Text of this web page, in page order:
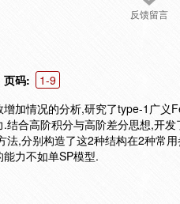
反馈留言
页码:
1-9
增加情况的分析,研究了type-1广
结合高阶积分与高阶差分思想,开
法,分别构造了这2种结构在2种常
力不如单SP模型.